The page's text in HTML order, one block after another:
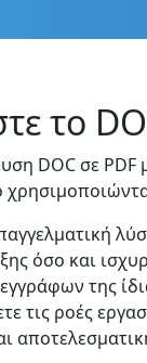
το
DOC σε PDF
όσο και
της
τις ροές